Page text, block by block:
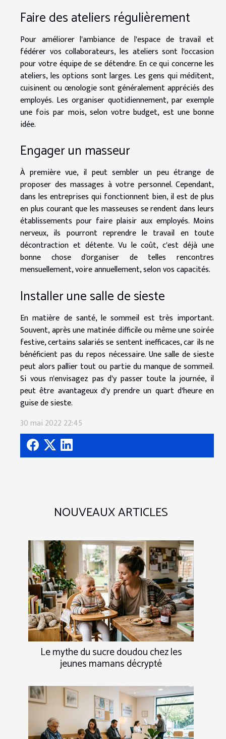
NOUVEAUX ARTICLES
Le mythe du sucre doudou chez les
jeunes mamans décrypté
Faire des ateliers régulièrement
Pour améliorer l'ambiance de l'espace de travail et
fédérer vos collaborateurs, les ateliers sont l'occasion
pour votre équipe de se détendre. En ce qui concerne les
ateliers, les options sont larges. Les gens qui méditent,
cuisinent ou œnologie sont généralement appréciés des
employés. Les organiser quotidiennement, par exemple
une fois par mois, selon votre budget, est une bonne
idée.
Engager un masseur
À première vue, il peut sembler un peu étrange de
proposer des massages à votre personnel. Cependant,
dans les entreprises qui fonctionnent bien, il est de plus
en plus courant que les masseuses se rendent dans leurs
établissements pour faire plaisir aux employés. Moins
nerveux, ils pourront reprendre le travail en toute
décontraction et détente. Vu le coût, c'est déjà une
bonne chose d'organiser de telles rencontres
mensuellement, voire annuellement, selon vos capacités.
Installer une salle de sieste
En matière de santé, le sommeil est très important.
Souvent, après une matinée difficile ou même une soirée
festive, certains salariés se sentent inefficaces, car ils ne
bénéficient pas du repos nécessaire. Une salle de sieste
peut alors pallier tout ou partie du manque de sommeil.
Si vous n'envisagez pas d'y passer toute la journée, il
peut être avantageux d'y prendre un quart d'heure en
guise de sieste.
30 mai 2022 22:45